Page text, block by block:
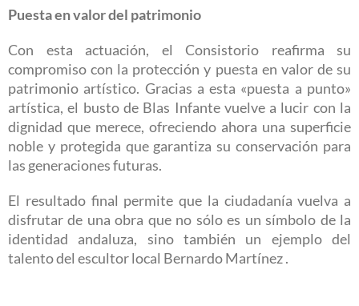
Puesta en valor del patrimonio
Con esta actuación, el Consistorio reafirma su
compromiso con la protección y puesta en valor de su
patrimonio artístico. Gracias a esta «puesta a punto»
artística, el busto de Blas Infante vuelve a lucir con la
dignidad que merece, ofreciendo ahora una superficie
noble y protegida que garantiza su conservación para
las generaciones futuras.
El resultado final permite que la ciudadanía vuelva a
disfrutar de una obra que no sólo es un símbolo de la
identidad andaluza, sino también un ejemplo del
talento del escultor local Bernardo Martínez .